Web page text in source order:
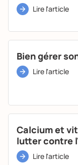
Lire l'article
Bien gérer
Lire l'article
Calcium et
lutter contre
Lire l'article